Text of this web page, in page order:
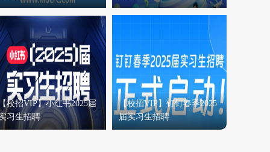
校招VIP】小红书2025届
习生招聘
【校招VIP】钉钉春季2025
届实习生招聘